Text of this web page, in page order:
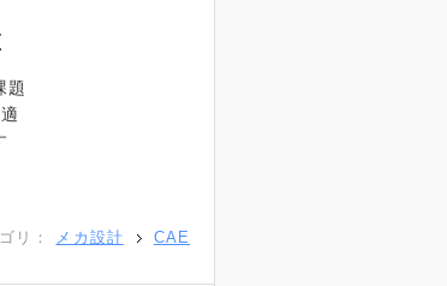
題
リ： メカ設計 CAE